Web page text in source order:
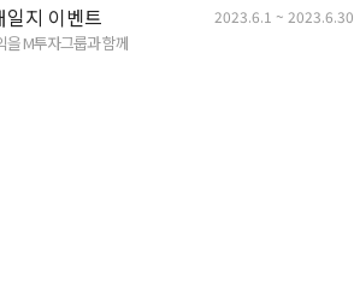
지 이벤트
을 M투자그룹과 함께
2023.6.1 ~ 2023.6.30